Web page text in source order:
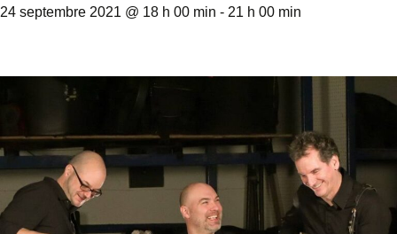
24 septembre 2021 @ 18 h 00 min - 21 h 00 min